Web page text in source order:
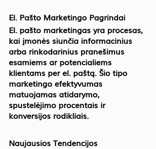
El. Pašto Marketingo Pagrindai
El. pašto marketingas yra procesas,
kai įmonės siunčia informacinius
arba rinkodarinius pranešimus
esamiems ar potencialiems
klientams per el. paštą. Šio tipo
marketingo efektyvumas
matuojamas atidarymo,
spustelėjimo procentais ir
konversijos rodikliais.
Naujausios Tendencijos